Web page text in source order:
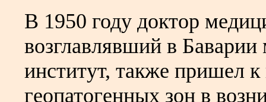
В 1950 году доктор
возглавлявший в
институт, также пришел
геопатогенных зон в